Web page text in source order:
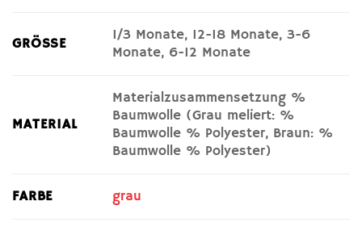
GRÖSSE
1/3 Monate, 12-18 Monate, 3-6
Monate, 6-12 Monate
MATERIAL
Materialzusammensetzung %
Baumwolle (Grau meliert: %
Baumwolle % Polyester, Braun: %
Baumwolle % Polyester)
FARBE grau